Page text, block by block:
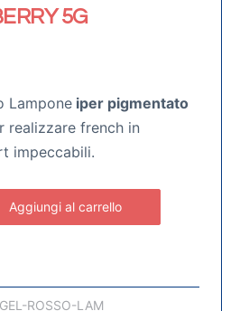
5G
Lampone iper pigmentato
realizzare french in
impeccabili.
Aggiungi al carrello
ROSSO-LAM